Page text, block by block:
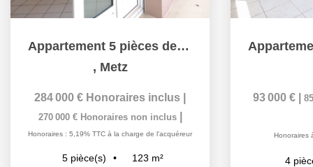
Appartement 5 pièces de 123 m² avec terrasse, box en...
, Metz
284 000 € Honoraires inclus
270 000 € Honoraires non inclus
Honoraires : 5,19% TTC à la charge de l'acquéreur
5 pièce(s) 123 m²
93 000 €
Honoraires
4